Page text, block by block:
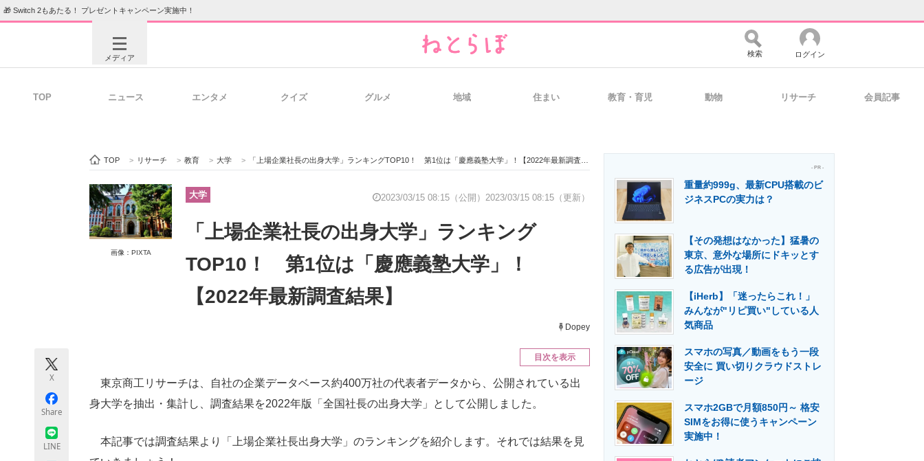
🎁 Switch 2もあたる！ プレゼントキャンペーン実施中！
メディア
ビジネスと働き方のヒント 経営リーダーのコミュニティ マーケ×ITの今がよく分かる
ITエンジニア向け専門サイト IT製品の技術・比較・事例 製造業のIT導入・活用を支援
エネルギーの専門メディア 建設×テクノロジーの最前線
ちょっと気になるネットの話題
検索 ログイン
TOP ニュース エンタメ クイズ グルメ 地域 住まい 教育・育児 動物 リサーチ 会員記事
TOP > リサーチ > 教育 > 大学 > 「上場企業社長の出身大学」ランキングTOP10！ 第1位は「慶應義塾大学」！【2022年最新調査結果】
画像：PIXTA
大学 2023/03/15 08:15（公開） 2023/03/15 08:15（更新）
「上場企業社長の出身大学」ランキング
TOP10！ 第1位は「慶應義塾大学」！
【2022年最新調査結果】
Dopey
X
Share
LINE
目次を表示
東京商工リサーチは、自社の企業データベース約400万社の代表者データから、公開されている出
身大学を抽出・集計し、調査結果を2022年版「全国社長の出身大学」として公開しました。
本記事では調査結果より「上場企業社長出身大学」のランキングを紹介します。それでは結果を見
- PR -
重量約999g、最新CPU搭載のビ
ジネスPCの実力は？
【その発想はなかった】猛暑の
東京、意外な場所にドキッとす
る広告が出現！
【iHerb】「迷ったらこれ！」
みんなが"リピ買い"している人
気商品
スマホの写真／動画をもう一段
安全に 買い切りクラウドストレ
ージ
スマホ2GBで月額850円～ 格安
SIMをお得に使うキャンペーン
実施中！